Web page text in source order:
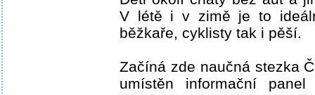
V létě i v zimě je to
běžkaře, cyklisty tak i pěší.
Začíná zde naučná stezka
umístěn informační